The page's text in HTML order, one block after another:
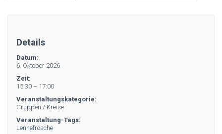
Details
Datum:
6. Oktober 2026
Zeit:
15:30 – 17:00
Veranstaltungskategorie:
Gruppen / Kreise
Veranstaltung-Tags:
Lennefrösche